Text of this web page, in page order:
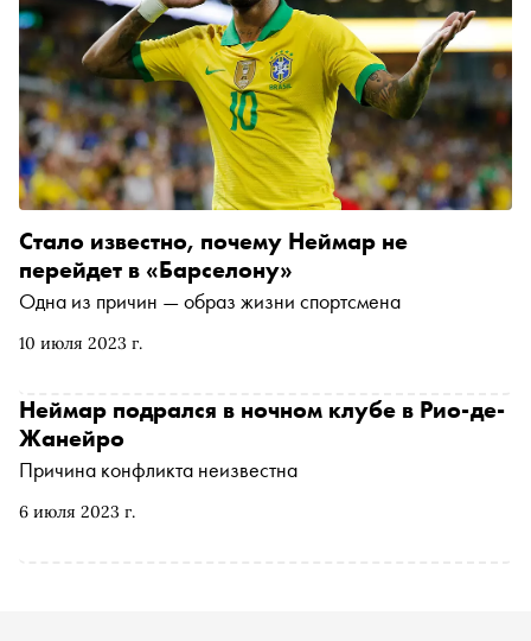
10 июля 2023 г.
Стало известно, почему Неймар не
перейдет в «Барселону»
Одна из причин — образ жизни спортсмена
6 июля 2023 г.
Неймар подрался в ночном клубе в Рио-де-
Жанейро
Причина конфликта неизвестна